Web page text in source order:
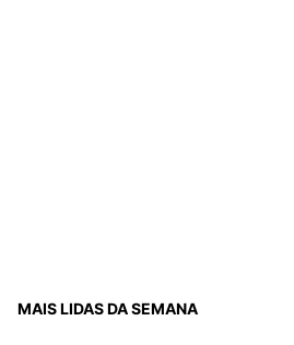
MAIS LIDAS DA SEMANA